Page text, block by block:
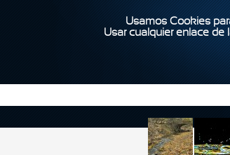
Usamos Cookies
Usar cualquier enlace de